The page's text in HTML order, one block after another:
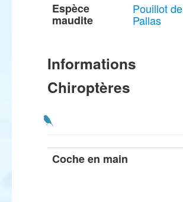
Espèce
maudite
Pouillot de
Pallas
Informations
Chiroptères
Coche en main